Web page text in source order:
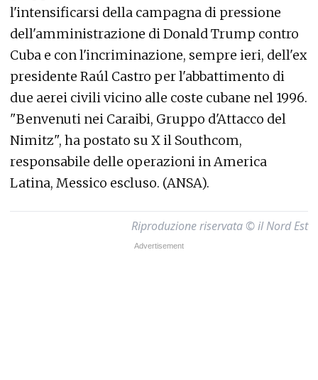
l'intensificarsi della campagna di pressione
dell'amministrazione di Donald Trump contro
Cuba e con l'incriminazione, sempre ieri, dell'ex
presidente Raúl Castro per l'abbattimento di
due aerei civili vicino alle coste cubane nel 1996.
"Benvenuti nei Caraibi, Gruppo d'Attacco del
Nimitz", ha postato su X il Southcom,
responsabile delle operazioni in America
Latina, Messico escluso. (ANSA).
Riproduzione riservata © il Nord Est